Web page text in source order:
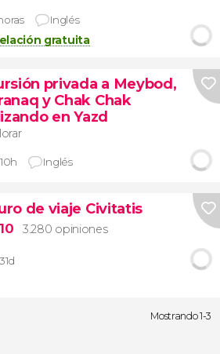
Inglés
gratuita
privada a Meybod,
y Chak Chak
en Yazd
Inglés
de viaje Civitatis
3.280 opiniones
Mostrando 1-3